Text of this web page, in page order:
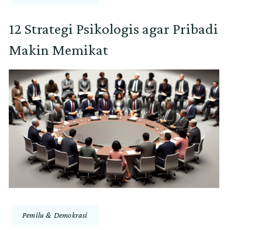
12 Strategi Psikologis agar Pribadi
Makin Memikat
Pemilu & Demokrasi